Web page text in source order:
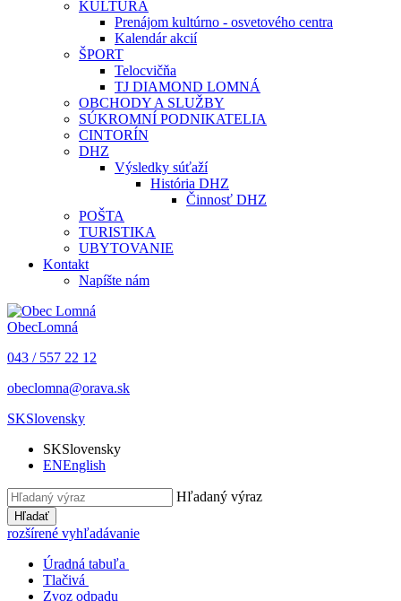
KULTÚRA
Prenájom kultúrno - osvetového centra
Kalendár akcií
ŠPORT
Telocvičňa
TJ DIAMOND LOMNÁ
OBCHODY A SLUŽBY
SÚKROMNÍ PODNIKATELIA
CINTORÍN
DHZ
Výsledky súťaží
História DHZ
Činnosť DHZ
POŠTA
TURISTIKA
UBYTOVANIE
Kontakt
Napíšte nám
ObecLomná
043 / 557 22 12
obeclomna@orava.sk
SKSlovensky
SKSlovensky
ENEnglish
Hľadaný výraz
Hľadať
rozšírené vyhľadávanie
Úradná tabuľa
Tlačivá
Zvoz odpadu